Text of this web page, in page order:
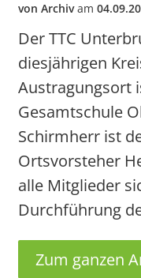
von Archivam
Der TTC
diesjährigen
Austragungsort
Gesamtschule
Schirmherr ist
Ortsvorsteher
alle Mitglieder
Durchführung
Zum ganzen